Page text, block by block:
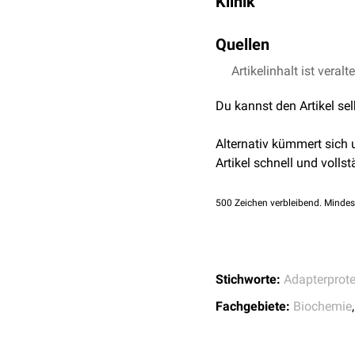
Rezeptoren
Myddosom
Immundefizienz
Zudem treten
Quellen
uniprot.org - MYD88
Artikelinhalt ist
Du kannst den Artikel
Alternativ kümmert sich
Artikel schnell und
500 Zeichen verbleibend.
Stichworte:
Fachgebiete: Biochemie,